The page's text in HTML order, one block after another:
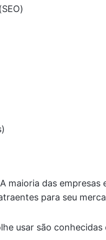
maioria das empresas
para seu
usar são conhecidas